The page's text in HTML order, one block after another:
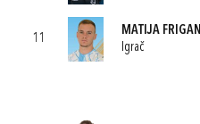
11
MATIJA FRIGAN
Igrač